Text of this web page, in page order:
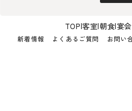
TOP 客室 朝食 宴会
新着情報 よくあるご質問 お問い